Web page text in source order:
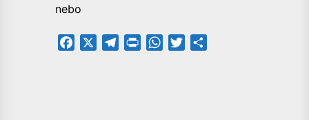
nebo
Facebook TelegramPrintFriendly
WhatsApp
Twitter